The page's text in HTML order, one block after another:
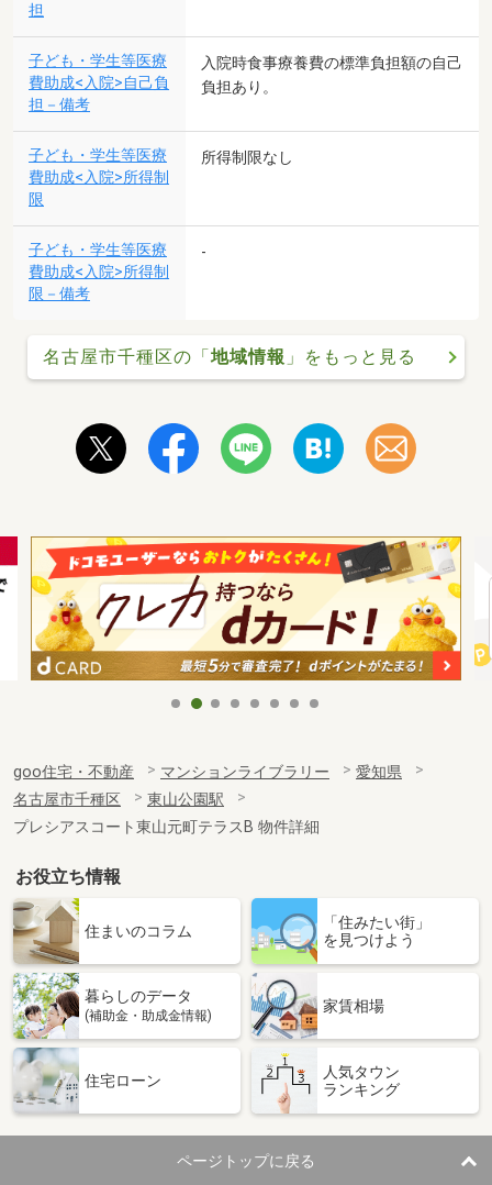
担
子ども・学生等医療
費助成<入院>自己負
担－備考
入院時食事療養費の標準負担額の自己
負担あり。
子ども・学生等医療
費助成<入院>所得制
限
所得制限なし
子ども・学生等医療
費助成<入院>所得制
限－備考
-
名古屋市千種区の「地域情報 」をもっと見る
goo住宅・不動産 マンションライブラリー
愛知県
名古屋市千種区
東山公園駅
プレシアスコート東山元町テラスB 物件詳細
お役立ち情報
住まいのコラム
「住みたい街」
を見つけよう
暮らしのデータ
(補助金・助成金情報)
家賃相場
住宅ローン
人気タウン
ランキング
ページトップに戻る